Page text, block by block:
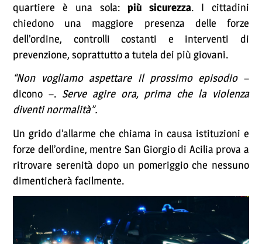
quartiere è una sola: più sicurezza. I cittadini
chiedono una maggiore presenza delle forze
dell’ordine, controlli costanti e interventi di
prevenzione, soprattutto a tutela dei più giovani.
“Non vogliamo aspettare il prossimo episodio–
dicono –. Serve agire ora, prima che la violenza
diventi normalità”.
Un grido d’allarme che chiama in causa istituzioni e
forze dell’ordine, mentre San Giorgio di Acilia prova a
ritrovare serenità dopo un pomeriggio che nessuno
dimenticherà facilmente.